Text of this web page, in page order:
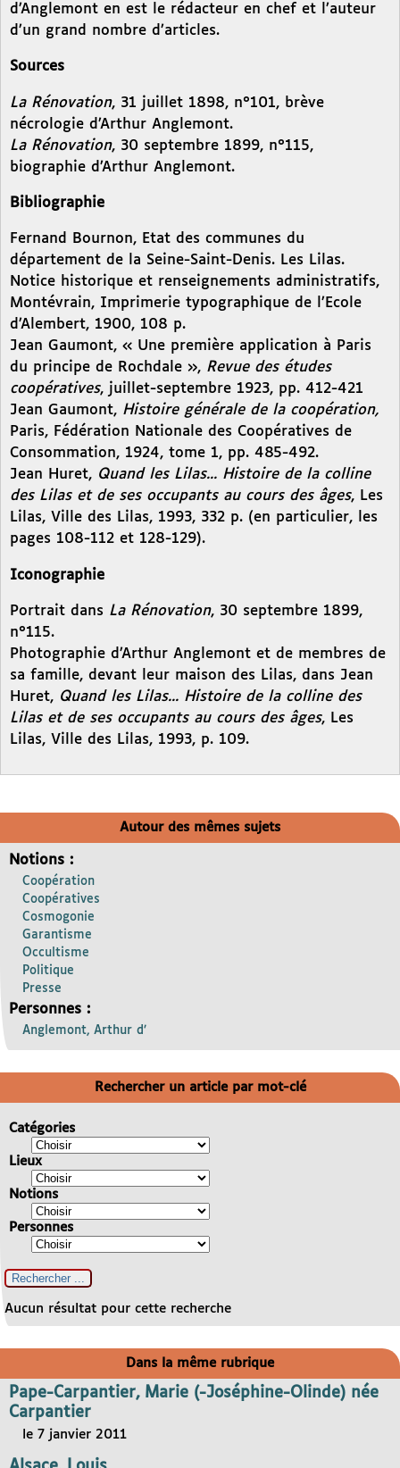
d’Anglemont en est le rédacteur en chef et l’auteur
d’un grand nombre d’articles.
Sources
La Rénovation, 31 juillet 1898, n°101, brève
nécrologie d’Arthur Anglemont.
La Rénovation, 30 septembre 1899, n°115,
biographie d’Arthur Anglemont.
Bibliographie
Fernand Bournon, Etat des communes du
département de la Seine-Saint-Denis. Les Lilas.
Notice historique et renseignements administratifs,
Montévrain, Imprimerie typographique de l’Ecole
d’Alembert, 1900, 108 p.
Jean Gaumont, « Une première application à Paris
du principe de Rochdale », Revue des études
coopératives, juillet-septembre 1923, pp. 412-421
Jean Gaumont, Histoire générale de la coopération,
Paris, Fédération Nationale des Coopératives de
Consommation, 1924, tome 1, pp. 485-492.
Jean Huret, Quand les Lilas... Histoire de la colline
des Lilas et de ses occupants au cours des âges, Les
Lilas, Ville des Lilas, 1993, 332 p. (en particulier, les
pages 108-112 et 128-129).
Iconographie
Portrait dans La Rénovation, 30 septembre 1899,
n°115.
Photographie d’Arthur Anglemont et de membres de
sa famille, devant leur maison des Lilas, dans Jean
Huret, Quand les Lilas... Histoire de la colline des
Lilas et de ses occupants au cours des âges, Les
Lilas, Ville des Lilas, 1993, p. 109.
Autour des mêmes sujets
Notions :
Coopération
Coopératives
Cosmogonie
Garantisme
Occultisme
Politique
Presse
Personnes :
Anglemont, Arthur d’
Rechercher un article par mot-clé
Catégories
Lieux
Notions
Personnes
Aucun résultat pour cette recherche
Dans la même rubrique
Pape-Carpantier, Marie (-Joséphine-Olinde) née
Carpantier
le 7 janvier 2011